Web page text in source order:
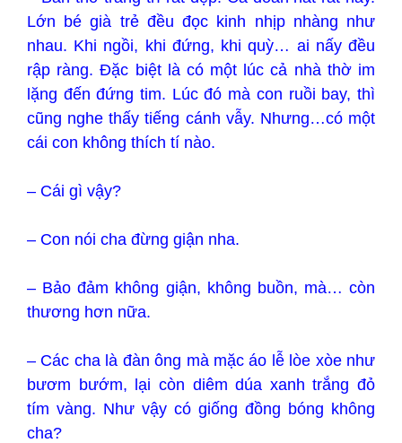
Lớn bé già trẻ đều đọc kinh nhịp nhàng như
nhau. Khi ngồi, khi đứng, khi quỳ… ai nấy đều
rập ràng. Đặc biệt là có một lúc cả nhà thờ im
lặng đến đứng tim. Lúc đó mà con ruồi bay, thì
cũng nghe thấy tiếng cánh vẫy. Nhưng…có một
cái con không thích tí nào.
– Cái gì vậy?
– Con nói cha đừng giận nha.
– Bảo đảm không giận, không buồn, mà… còn
thương hơn nữa.
– Các cha là đàn ông mà mặc áo lễ lòe xòe như
bươm bướm, lại còn diêm dúa xanh trắng đỏ
tím vàng. Như vậy có giống đồng bóng không
cha?